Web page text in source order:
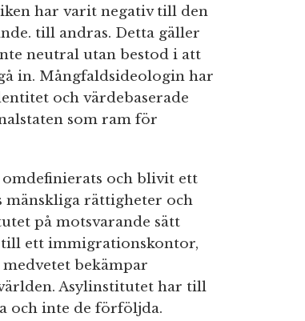
har varit negativ till den
till andras. Detta gäller
neutral utan bestod i att
in. Mångfaldsideologin har
och värdebaserade
som ram för
och blivit ett
mänskliga rättigheter och
på motsvarande sätt
till ett immigrationskontor,
bekämpar
Asylinstitutet har till
och inte de förföljda.